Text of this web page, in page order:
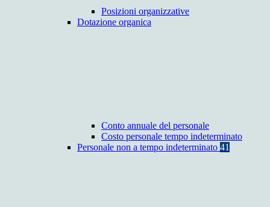
Posizioni organizzative
Dotazione organica
Conto annuale del personale
Costo personale tempo indeterminato
Personale non a tempo indeterminato 41